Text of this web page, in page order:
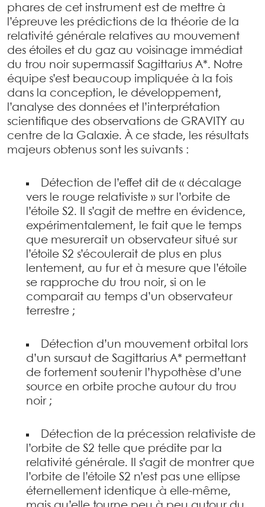
phares de cet instrument est de mettre à
l’épreuve les prédictions de la théorie de la
relativité générale relatives au mouvement
des étoiles et du gaz au voisinage immédiat
du trou noir supermassif Sagittarius A*. Notre
équipe s’est beaucoup impliquée à la fois
dans la conception, le développement,
l’analyse des données et l’interprétation
scientifique des observations de GRAVITY au
centre de la Galaxie. À ce stade, les résultats
majeurs obtenus sont les suivants :
Détection de l’effet dit de « décalage
vers le rouge relativiste » sur l’orbite de
l’étoile S2. Il s’agit de mettre en évidence,
expérimentalement, le fait que le temps
que mesurerait un observateur situé sur
l’étoile S2 s’écoulerait de plus en plus
lentement, au fur et à mesure que l’étoile
se rapproche du trou noir, si on le
comparait au temps d’un observateur
terrestre ;
Détection d’un mouvement orbital lors
d’un sursaut de Sagittarius A* permettant
de fortement soutenir l’hypothèse d’une
source en orbite proche autour du trou
noir ;
Détection de la précession relativiste de
l’orbite de S2 telle que prédite par la
relativité générale. Il s’agit de montrer que
l’orbite de l’étoile S2 n’est pas une ellipse
éternellement identique à elle-même,